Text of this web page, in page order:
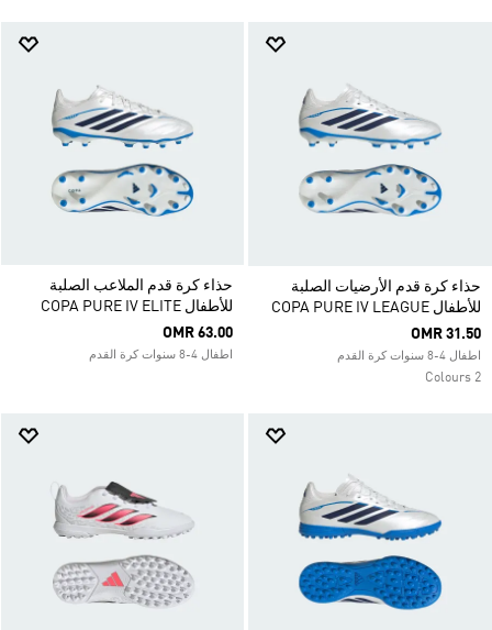
حذاء كرة قدم الأرضيات الصلبة
للأطفال COPA PURE IV LEAGUE
OMR 31.50
اطفال 4-8 سنوات كرة القدم
2 Colours
حذاء كرة قدم الملاعب الصلبة
للأطفال COPA PURE IV ELITE
OMR 63.00
اطفال 4-8 سنوات كرة القدم